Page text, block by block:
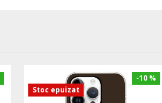
-10 %
Stoc epuizat